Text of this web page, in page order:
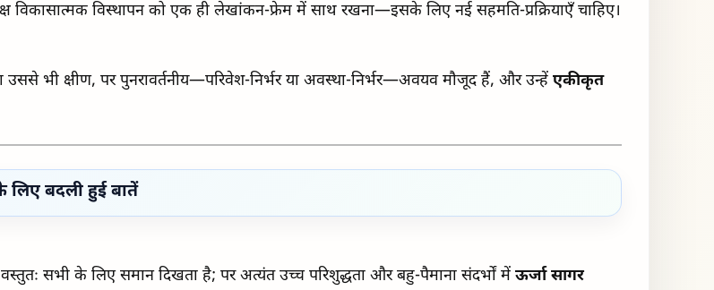
विस्थापन को एक ही लेखांकन-फ्रेम में साथ रखना—इसके लिए नई सहमति-प्रक्रियाएँ चाहिए।
उससे भी क्षीण, पर पुनरावर्तनीय—परिवेश-निर्भर या अवस्था-निर्भर—अवयव मौजूद हैं, और उन्हें एकीकृत
बदली हुई बातें
सभी के लिए समान दिखता है; पर अत्यंत उच्च परिशुद्धता और बहु-पैमाना संदर्भों में ऊर्जा सागर